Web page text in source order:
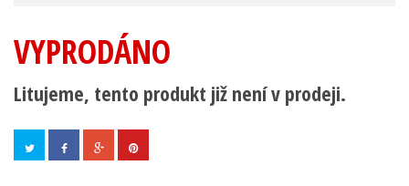
VYPRODÁNO
Litujeme, tento produkt již není v prodeji.